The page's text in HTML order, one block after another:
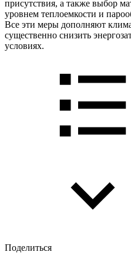
присутствия, а также выбор
уровнем теплоемкости и
Все эти меры дополняют
существенно снизить
условиях.
Поделиться